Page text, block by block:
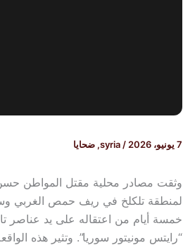
7 يونيو، 2026 /
syria
, ضحايا
وثقت مصادر محلية مقتل المواطن حسن
خمسة أيام من اعتقاله على يد عناصر
“رايتس مونيتور سوريا”. وتثير هذه